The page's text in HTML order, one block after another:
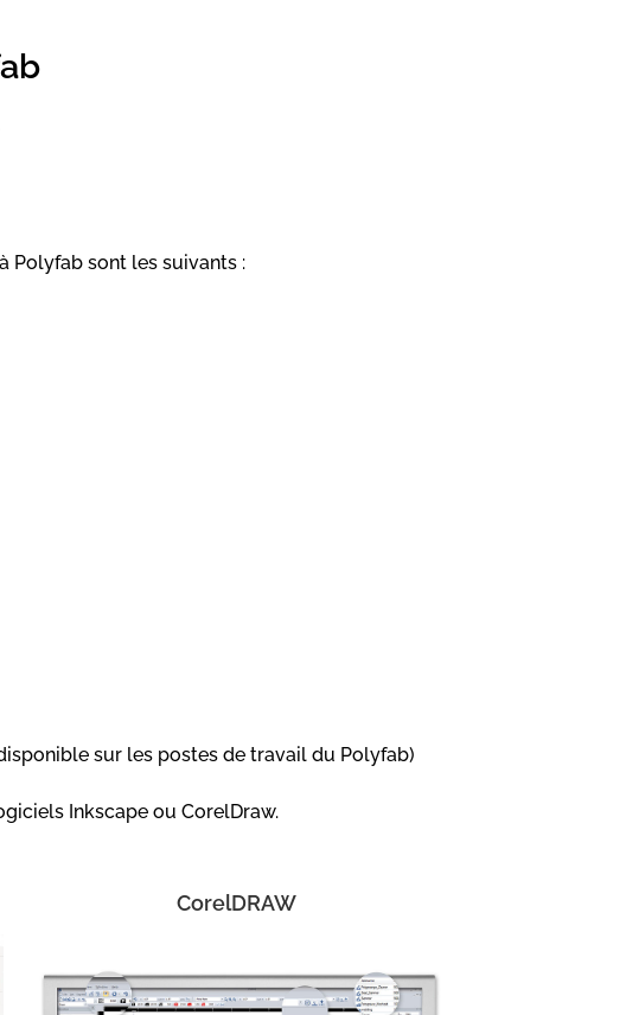
Polyfab sont les suivants :
sur les postes de travail du Polyfab)
Inkscape ou CorelDraw.
CorelDRAW